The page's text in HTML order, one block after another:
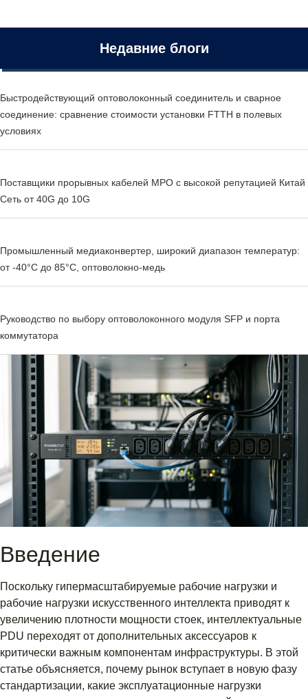
Недавние блоги
Быстродействующий оптоволоконный соединитель и сварное
соединение: сравнение стоимости установки FTTH в полевых
условиях
Поставщики прорывных кабелей MPO с высокой репутацией Китай
Сеть от 40G до 10G
Промышленный медиаконвертер, широкий диапазон температур:
от -40°C до 85°C, оптоволокно-медь
Руководство по выбору оптоволоконного модуля SFP и порта
коммутатора
Введение
Поскольку гипермасштабируемые рабочие нагрузки и
рабочие нагрузки искусственного интеллекта приводят к
увеличению плотности мощности стоек, интеллектуальные
PDU переходят от дополнительных аксессуаров к
критически важным компонентам инфраструктуры. В этой
статье объясняется, почему рынок вступает в новую фазу
стандартизации, какие эксплуатационные нагрузки